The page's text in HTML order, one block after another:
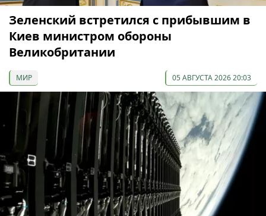
Зеленский встретился с прибывшим в
Киев министром обороны
Великобритании
МИР 05 АВГУСТА 2026 20:03